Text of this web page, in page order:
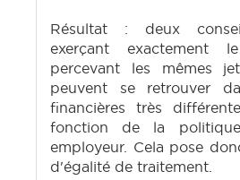
Résultat : deux
exerçant exactement
percevant les mêmes
peuvent se retrouver
financières très
fonction de la
employeur. Cela pose
d'égalité de traitement.